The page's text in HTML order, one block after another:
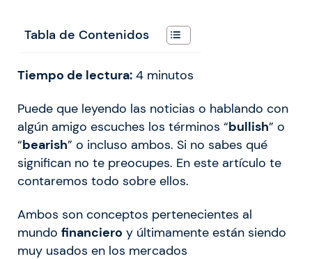
Tabla de Contenidos
Tiempo de lectura: 4 minutos
Puede que leyendo las noticias o hablando con
algún amigo escuches los términos “bullish” o
“bearish” o incluso ambos. Si no sabes qué
significan no te preocupes. En este artículo te
contaremos todo sobre ellos.
Ambos son conceptos pertenecientes al
mundo financiero y últimamente están siendo
muy usados en los mercados